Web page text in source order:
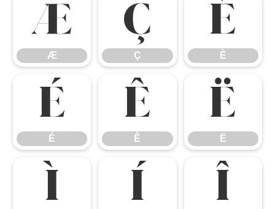
Æ
Æ
Ç
Ç
È
È
É
É
Ê
Ê
Ë
Ë
Ì Í Î